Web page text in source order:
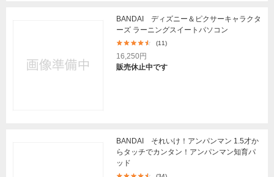
BANDAI ディズニー＆ピクサーキャラクタ
ーズ ラーニングスイートパソコン
(11)
16,250円
販売休止中です
BANDAI それいけ！アンパンマン 1.5才か
らタッチでカンタン！アンパンマン知育パ
ッド